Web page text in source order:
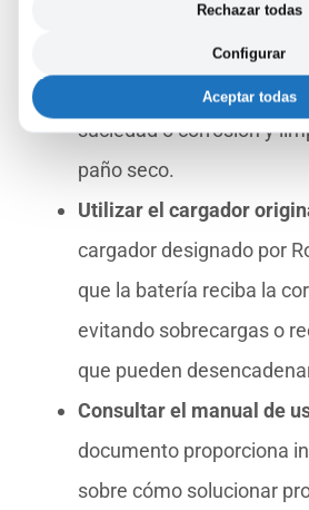
roja aparece por un mal
batería y el dispositivo.
puntos de conexión para
suciedad o corrosión y
paño seco.
Utilizar el cargador
cargador designado por
que la batería reciba la
evitando sobrecargas o
que pueden
Consultar el manual de
documento proporciona
sobre cómo solucionar
Rechazar todas
Configurar
Aceptar todas